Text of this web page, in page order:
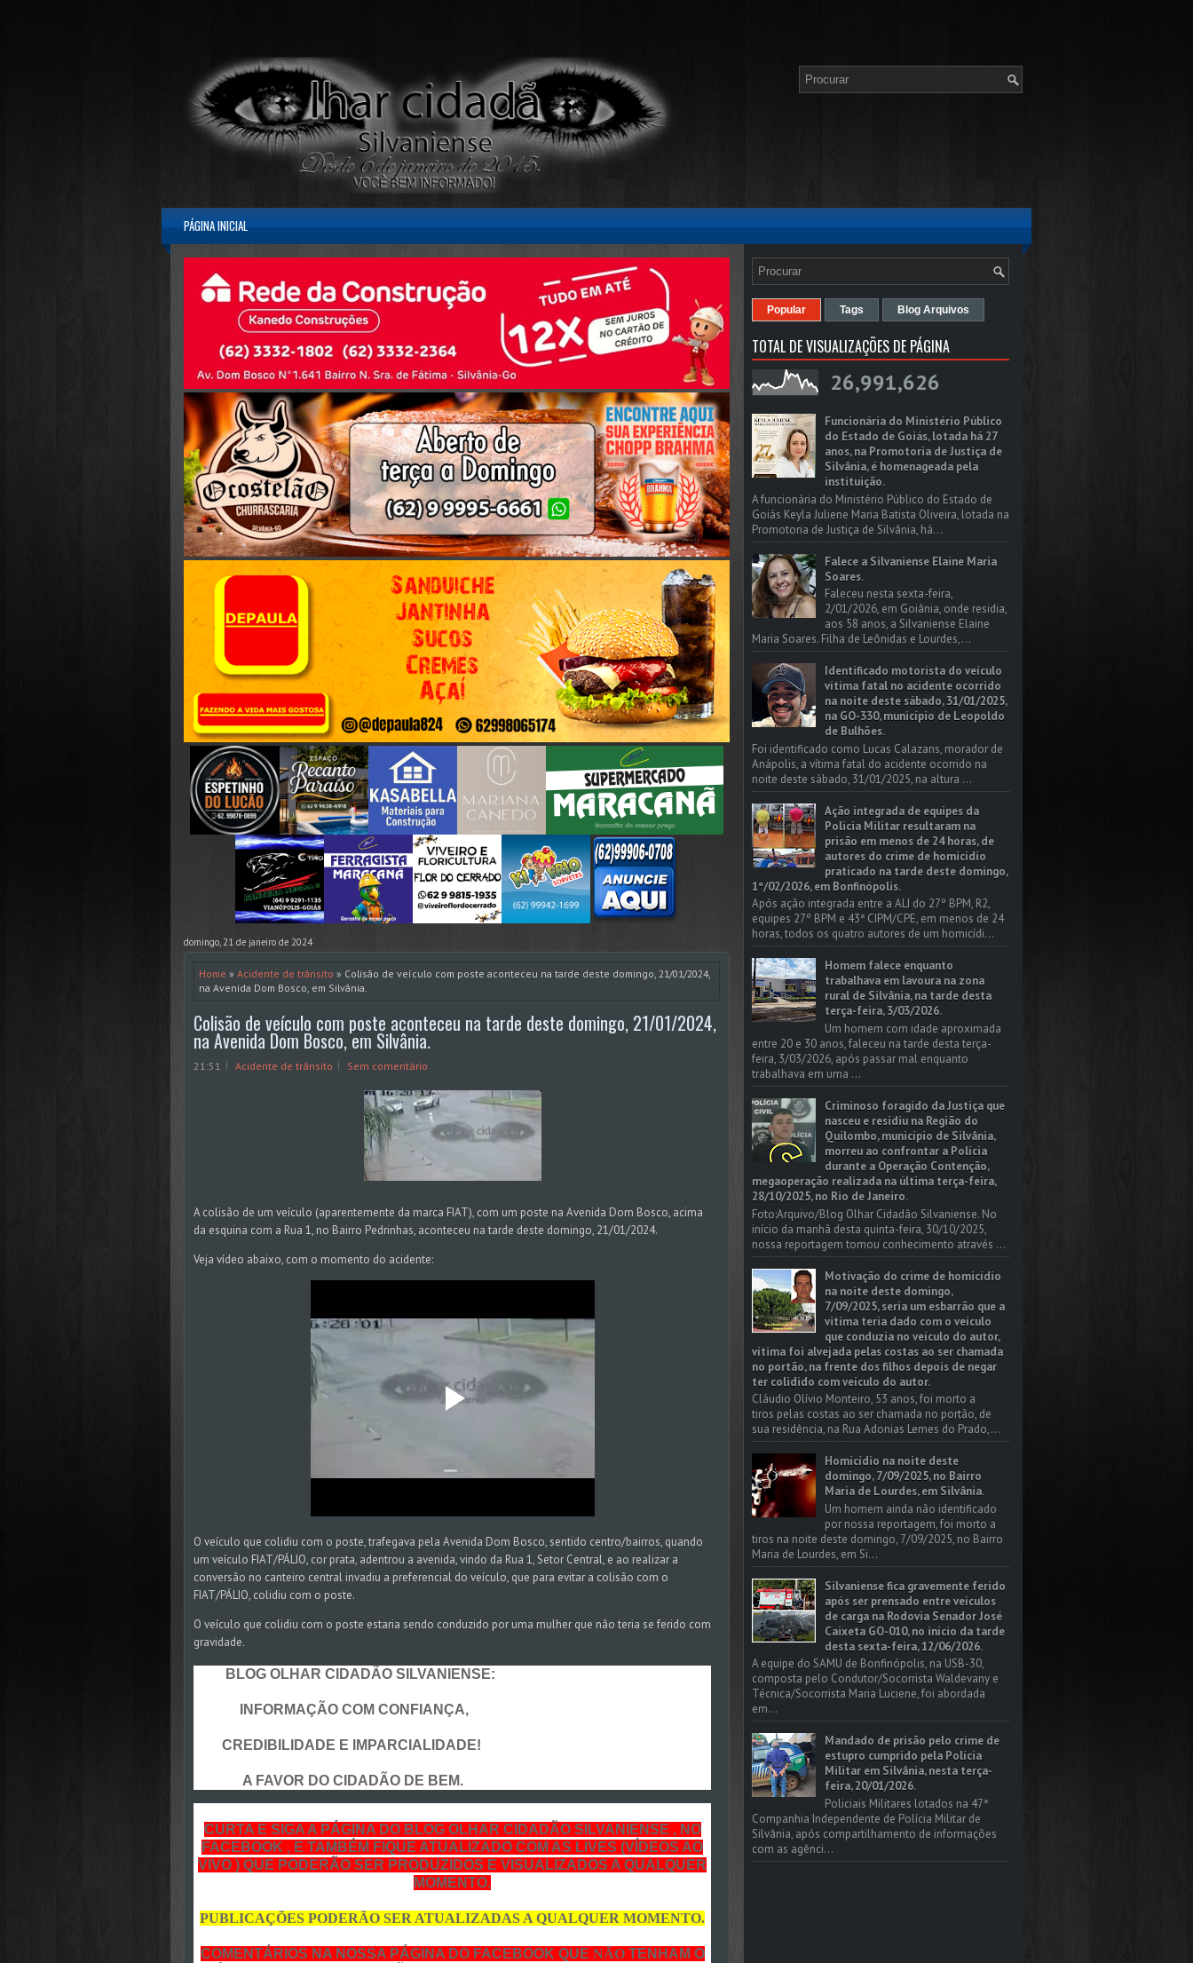
PÁGINA INICIAL
domingo, 21 de janeiro de 2024
Home » Acidente de trânsito » Colisão de veículo com poste aconteceu na tarde deste domingo, 21/01/2024,
na Avenida Dom Bosco, em Silvânia.
Colisão de veículo com poste aconteceu na tarde deste domingo, 21/01/2024,
na Avenida Dom Bosco, em Silvânia.
21:51 Acidente de trânsito Sem comentário
A colisão de um veículo (aparentemente da marca FIAT), com um poste na Avenida Dom Bosco, acima
da esquina com a Rua 1, no Bairro Pedrinhas, aconteceu na tarde deste domingo, 21/01/2024.
Veja vídeo abaixo, com o momento do acidente:
O veículo que colidiu com o poste, trafegava pela Avenida Dom Bosco, sentido centro/bairros, quando
um veículo FIAT/PÁLIO, cor prata, adentrou a avenida, vindo da Rua 1, Setor Central, e ao realizar a
conversão no canteiro central invadiu a preferencial do veículo, que para evitar a colisão com o
FIAT/PÁLIO, colidiu com o poste.
O veículo que colidiu com o poste estaria sendo conduzido por uma mulher que não teria se ferido com
gravidade.
BLOG OLHAR CIDADÃO SILVANIENSE:
INFORMAÇÃO COM CONFIANÇA,
CREDIBILIDADE E IMPARCIALIDADE!
A FAVOR DO CIDADÃO DE BEM.
CURTA E SIGA A PÁGINA DO BLOG OLHAR CIDADÃO SILVANIENSE , NO
FACEBOOK , E TAMBÉM FIQUE ATUALIZADO COM AS LIVES (VÍDEOS AO
VIVO ) QUE PODERÃO SER PRODUZIDOS E VISUALIZADOS A QUALQUER
MOMENTO.
PUBLICAÇÕES PODERÃO SER ATUALIZADAS A QUALQUER MOMENTO.
COMENTÁRIOS NA NOSSA PÁGINA DO FACEBOOK QUE NÃOTENHAM O
Popular Tags Blog Arquivos
TOTAL DE VISUALIZAÇÕES DE PÁGINA
26,991,626
Funcionária do Ministério Público
do Estado de Goiás, lotada há 27
anos, na Promotoria de Justiça de
Silvânia, é homenageada pela
instituição.
A funcionária do Ministério Público do Estado de
Goiás Keyla Juliene Maria Batista Oliveira, lotada na
Promotoria de Justiça de Silvânia, há...
Falece a Silvaniense Elaine Maria
Soares.
Faleceu nesta sexta-feira,
2/01/2026, em Goiânia, onde residia,
aos 58 anos, a Silvaniense Elaine
Maria Soares. Filha de Leônidas e Lourdes,...
Identificado motorista do veículo
vítima fatal no acidente ocorrido
na noite deste sábado, 31/01/2025,
na GO-330, município de Leopoldo
de Bulhões.
Foi identificado como Lucas Calazans, morador de
Anápolis, a vítima fatal do acidente ocorrido na
noite deste sábado, 31/01/2025, na altura ...
Ação integrada de equipes da
Policia Militar resultaram na
prisão em menos de 24 horas, de
autores do crime de homicídio
praticado na tarde deste domingo,
1º/02/2026, em Bonfinópolis.
Após ação integrada entre a ALI do 27º BPM, R2,
equipes 27º BPM e 43ª CIPM/CPE, em menos de 24
horas, todos os quatro autores de um homicídi...
Homem falece enquanto
trabalhava em lavoura na zona
rural de Silvânia, na tarde desta
terça-feira, 3/03/2026.
Um homem com idade aproximada
entre 20 e 30 anos, faleceu na tarde desta terça-
feira, 3/03/2026, após passar mal enquanto
trabalhava em uma ...
Criminoso foragido da Justiça que
nasceu e residiu na Região do
Quilombo, município de Silvânia,
morreu ao confrontar a Polícia
durante a Operação Contenção,
megaoperação realizada na última terça-feira,
28/10/2025, no Rio de Janeiro.
Foto:Arquivo/Blog Olhar Cidadão Silvaniense. No
início da manhã desta quinta-feira, 30/10/2025,
nossa reportagem tomou conhecimento através ...
Motivação do crime de homicídio
na noite deste domingo,
7/09/2025, seria um esbarrão que a
vitima teria dado com o veículo
que conduzia no veículo do autor,
vítima foi alvejada pelas costas ao ser chamada
no portão, na frente dos filhos depois de negar
ter colidido com veículo do autor.
Cláudio Olívio Monteiro, 53 anos, foi morto a
tiros pelas costas ao ser chamada no portão, de
sua residência, na Rua Adonias Lemes do Prado,...
Homicídio na noite deste
domingo, 7/09/2025, no Bairro
Maria de Lourdes, em Silvânia.
Um homem ainda não identificado
por nossa reportagem, foi morto a
tiros na noite deste domingo, 7/09/2025, no Bairro
Maria de Lourdes, em Si...
Silvaniense fica gravemente ferido
após ser prensado entre veículos
de carga na Rodovia Senador José
Caixeta GO-010, no início da tarde
desta sexta-feira, 12/06/2026.
A equipe do SAMU de Bonfinópolis, na USB-30,
composta pelo Condutor/Socorrista Waldevany e
Técnica/Socorrista Maria Luciene, foi abordada
em...
Mandado de prisão pelo crime de
estupro cumprido pela Polícia
Militar em Silvânia, nesta terça-
feira, 20/01/2026.
Policiais Militares lotados na 47ª
Companhia Independente de Polícia Militar de
Silvânia, após compartilhamento de informações
com as agênci...